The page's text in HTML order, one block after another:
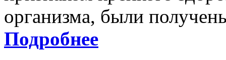
организма, были
Подробнее